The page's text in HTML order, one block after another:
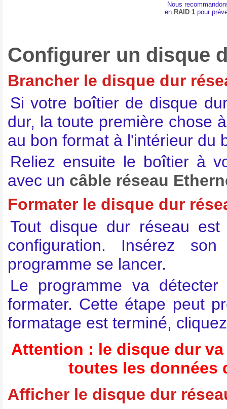
Nous
en RAID 1 pour
Configurer un disque
Brancher le disque dur
Si votre boîtier de disque
dur, la toute première chose
au bon format à l'intérieur du
Reliez ensuite le boîtier à
avec un câble réseau
Formater le disque dur
Tout disque dur réseau
configuration. Insérez
programme se lancer.
Le programme va
formater. Cette étape peut
formatage est terminé,
Attention : le disque dur
toutes les données
Afficher le disque dur